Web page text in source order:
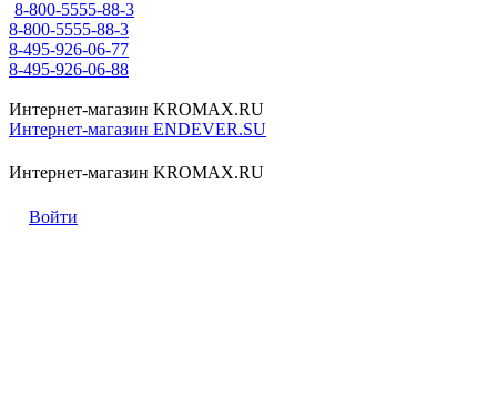
8-800-5555-88-3
8-800-5555-88-3
8-495-926-06-77
8-495-926-06-88
Интернет-магазин KROMAX.RU
Интернет-магазин ENDEVER.SU
Интернет-магазин KROMAX.RU
Войти